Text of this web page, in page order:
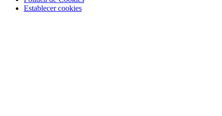
Establecer cookies